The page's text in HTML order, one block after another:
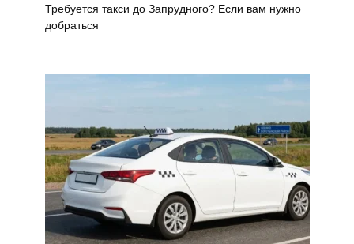
Требуется такси до Запрудного? Если вам нужно
добраться